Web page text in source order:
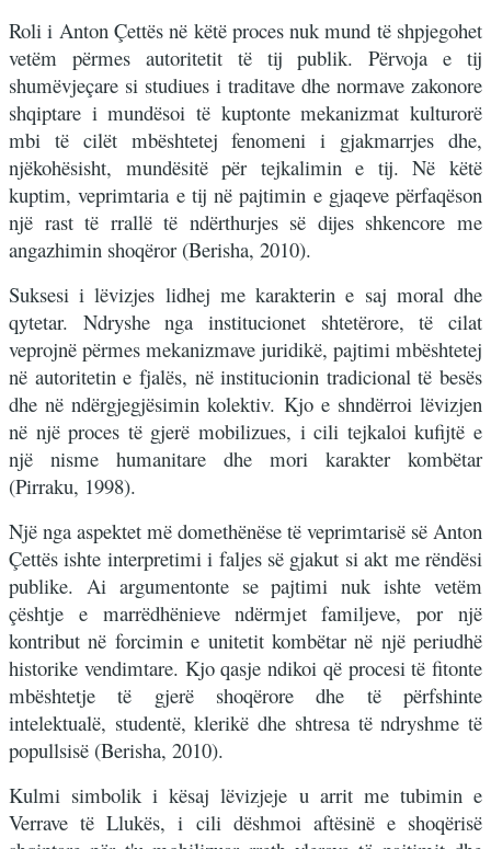
Roli i Anton Çettës në këtë proces nuk mund të shpjegohet
vetëm përmes autoritetit të tij publik. Përvoja e tij
shumëvjeçare si studiues i traditave dhe normave zakonore
shqiptare i mundësoi të kuptonte mekanizmat kulturorë
mbi të cilët mbështetej fenomeni i gjakmarrjes dhe,
njëkohësisht, mundësitë për tejkalimin e tij. Në këtë
kuptim, veprimtaria e tij në pajtimin e gjaqeve përfaqëson
një rast të rrallë të ndërthurjes së dijes shkencore me
angazhimin shoqëror (Berisha, 2010).
Suksesi i lëvizjes lidhej me karakterin e saj moral dhe
qytetar. Ndryshe nga institucionet shtetërore, të cilat
veprojnë përmes mekanizmave juridikë, pajtimi mbështetej
në autoritetin e fjalës, në institucionin tradicional të besës
dhe në ndërgjegjësimin kolektiv. Kjo e shndërroi lëvizjen
në një proces të gjerë mobilizues, i cili tejkaloi kufijtë e
një nisme humanitare dhe mori karakter kombëtar
(Pirraku, 1998).
Një nga aspektet më domethënëse të veprimtarisë së Anton
Çettës ishte interpretimi i faljes së gjakut si akt me rëndësi
publike. Ai argumentonte se pajtimi nuk ishte vetëm
çështje e marrëdhënieve ndërmjet familjeve, por një
kontribut në forcimin e unitetit kombëtar në një periudhë
historike vendimtare. Kjo qasje ndikoi që procesi të fitonte
mbështetje të gjerë shoqërore dhe të përfshinte
intelektualë, studentë, klerikë dhe shtresa të ndryshme të
popullsisë (Berisha, 2010).
Kulmi simbolik i kësaj lëvizjeje u arrit me tubimin e
Verrave të Llukës, i cili dëshmoi aftësinë e shoqërisë